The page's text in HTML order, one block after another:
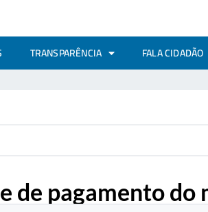
TRANSPARÊNCIA FALA CIDADÃO
pagamento do